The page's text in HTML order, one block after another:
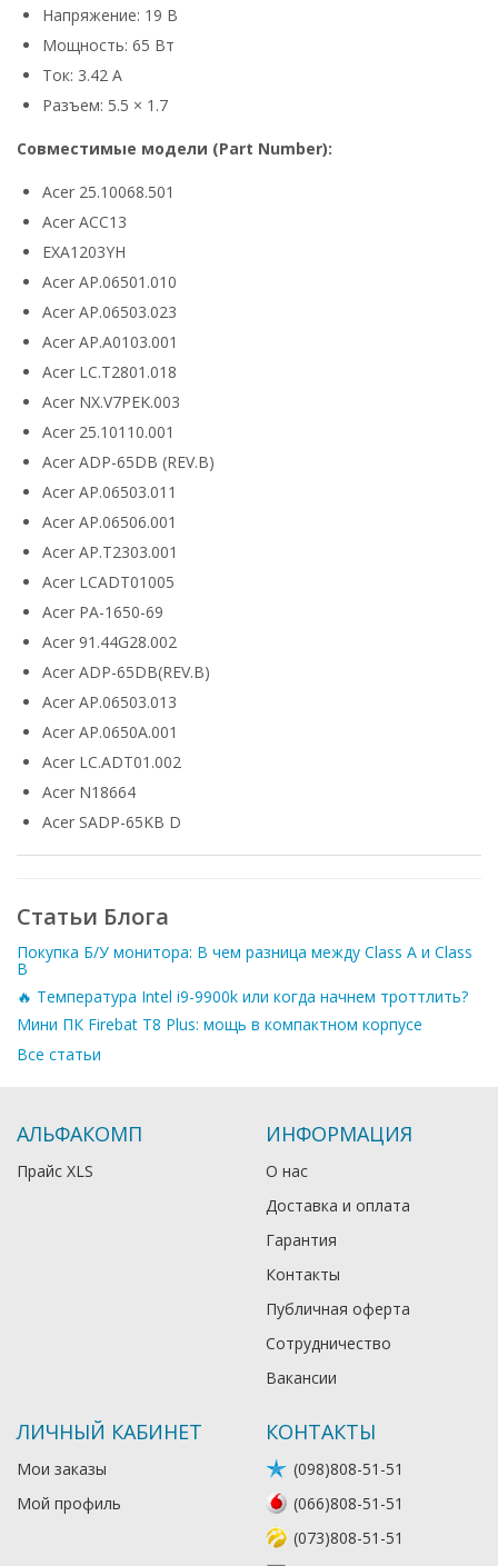
Напряжение: 19 В
Мощность: 65 Вт
Ток: 3.42 А
Разъем: 5.5 × 1.7
Совместимые модели (Part Number):
Acer 25.10068.501
Acer ACC13
EXA1203YH
Acer AP.06501.010
Acer AP.06503.023
Acer AP.A0103.001
Acer LC.T2801.018
Acer NX.V7PEK.003
Acer 25.10110.001
Acer ADP-65DB (REV.B)
Acer AP.06503.011
Acer AP.06506.001
Acer AP.T2303.001
Acer LCADT01005
Acer PA-1650-69
Acer 91.44G28.002
Acer ADP-65DB(REV.B)
Acer AP.06503.013
Acer AP.0650A.001
Acer LC.ADT01.002
Acer N18664
Acer SADP-65KB D
Статьи Блога
Покупка Б/У монитора: В чем разница между Class A и Class
B
🔥 Температура Intel i9-9900k или когда начнем троттлить?
Мини ПК Firebat T8 Plus: мощь в компактном корпусе
Все статьи
АЛЬФАКОМП
Прайс XLS
ИНФОРМАЦИЯ
О нас
Доставка и оплата
Гарантия
Контакты
Публичная оферта
Сотрудничество
Вакансии
ЛИЧНЫЙ КАБИНЕТ
Мои заказы
Мой профиль
КОНТАКТЫ
(098)808-51-51
(066)808-51-51
(073)808-51-51